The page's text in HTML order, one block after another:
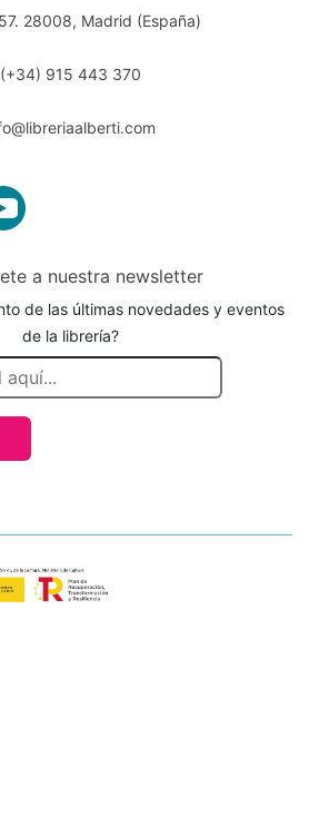
28008, Madrid (España)
(+34) 915 443 370
a nuestra newsletter
de las últimas novedades y eventos
de la librería?